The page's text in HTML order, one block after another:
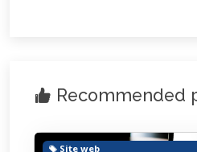
Recommended
Site web